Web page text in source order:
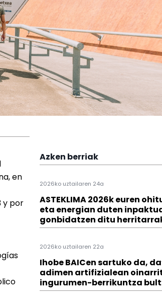
en
y por
Azken berriak
2026ko uztailaren 24a
ASTEKLIMA 2026k euren
eta energian duten
gonbidatzen ditu
2026ko uztailaren 22a
Ihobe BAICen sartuko da,
adimen artifizialean
ingurumen-berrikuntza